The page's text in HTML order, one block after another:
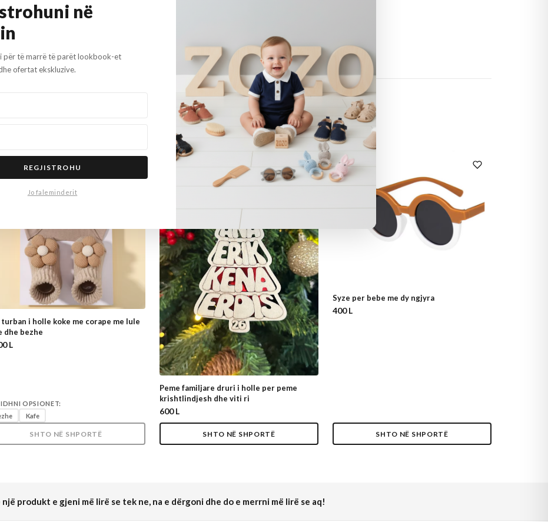
dhe bezhe
i holle koke me corape me lule
dhe bezhe
L
OPSIONET:
Kafe
SHTO NË SHPORTË
Peme familjare druri i holle per peme
krishtlindjesh dhe viti ri
600 L
SHTO NË SHPORTË
Syze per bebe me dy ngjyra
400 L
SHTO NË SHPORTË
një produkt e gjeni më lirë se tek ne, na e dërgoni dhe do e merrni më lirë se aq!
në
për të marrë të parët lookbook-et
ofertat ekskluzive.
REGJISTROHU
Jo faleminderit